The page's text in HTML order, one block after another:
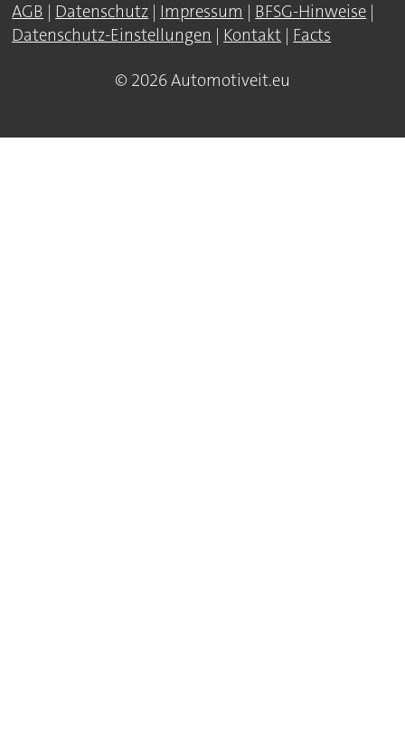
AGB Datenschutz Impressum BFSG-Hinweise
Datenschutz-Einstellungen
Kontakt Facts
© 2026 Automotiveit.eu